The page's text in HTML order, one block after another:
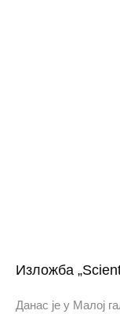
Изложба
Данас је у Малој